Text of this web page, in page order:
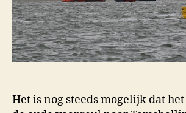
Het is nog steeds mogelijk dat